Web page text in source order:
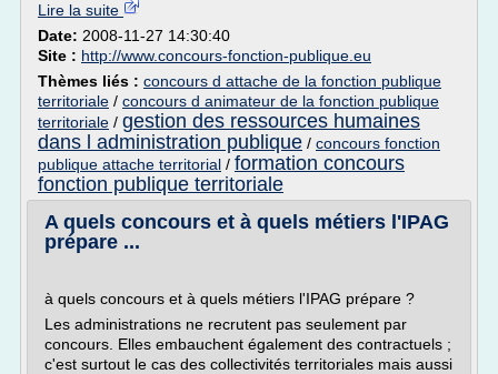
Lire la suite
Date: 2008-11-27 14:30:40
Site : http://www.concours-fonction-publique.eu
Thèmes liés : concours d attache de la fonction publique
territoriale / concours d animateur de la fonction publique
territoriale / gestion des ressources humaines
dans l administration publique / concours fonction
publique attache territorial / formation concours
fonction publique territoriale
A quels concours et à quels métiers l'IPAG
prépare ...
à quels concours et à quels métiers l'IPAG prépare ?
Les administrations ne recrutent pas seulement par
concours. Elles embauchent également des contractuels ;
c'est surtout le cas des collectivités territoriales mais aussi